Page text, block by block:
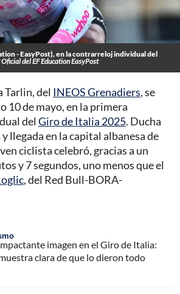
- EasyPost), en la contrarreloj individual del
del EF Education EasyPost
Tarlin, del INEOS Grenadiers, se
10 de mayo, en la primera
del Giro de Italia 2025. Ducha
llegada en la capital albanesa de
ciclista celebró, gracias a un
y 7 segundos, uno menos que el
, del Red Bull-BORA-
imagen en el Giro de Italia:
clara de que lo dieron todo